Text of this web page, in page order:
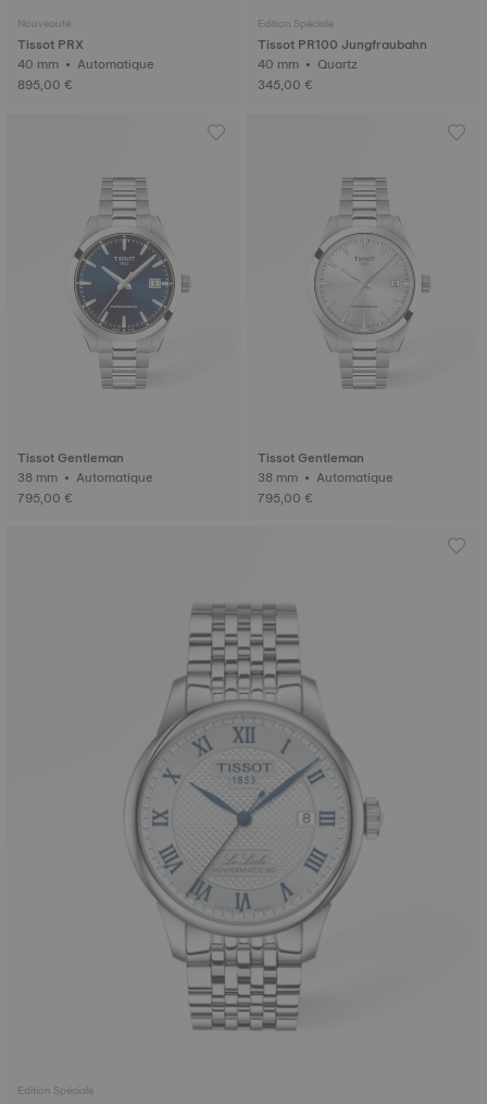
Nouveauté
Tissot PRX
40 mm • Automatique
895,00 €
Edition Spéciale
Tissot PR100 Jungfraubahn
40 mm • Quartz
345,00 €
Tissot Gentleman
38 mm • Automatique
795,00 €
Tissot Gentleman
38 mm • Automatique
795,00 €
Edition Spéciale